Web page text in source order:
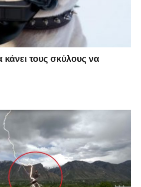
τους σκύλους να